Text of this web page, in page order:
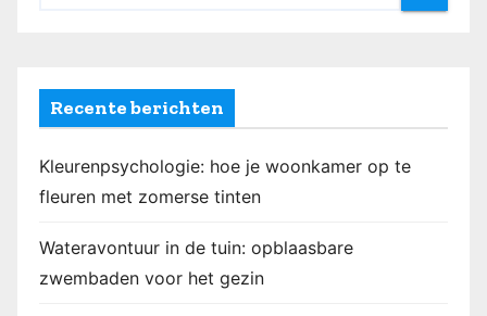
Recente berichten
Kleurenpsychologie: hoe je woonkamer op te
fleuren met zomerse tinten
Wateravontuur in de tuin: opblaasbare
zwembaden voor het gezin